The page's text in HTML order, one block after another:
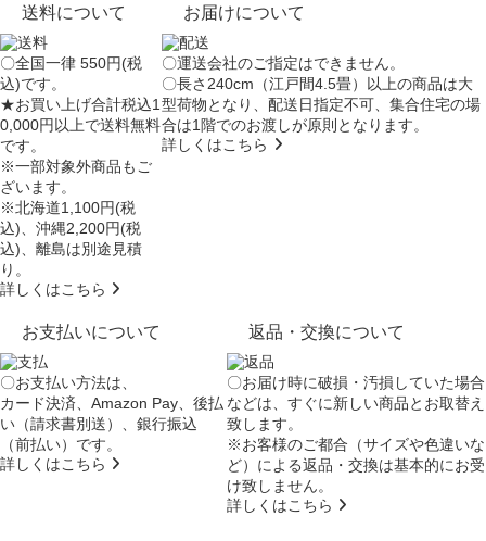
送料について
〇全国一律 550円(税
込)です。
★お買い上げ合計税込1
0,000円以上で送料無料
です。
※一部対象外商品もご
ざいます。
※北海道1,100円(税
込)、沖縄2,200円(税
込)、離島は別途見積
り。
詳しくはこちら
お届けについて
〇運送会社のご指定はできません。
〇長さ240cm（江戸間4.5畳）以上の商品は大
型荷物となり、配送日指定不可、集合住宅の場
合は1階でのお渡しが原則となります。
詳しくはこちら
お支払いについて
〇お支払い方法は、
カード決済、Amazon Pay、後払
い（請求書別送）、銀行振込
（前払い）です。
詳しくはこちら
返品・交換について
〇お届け時に破損・汚損していた場合
などは、すぐに新しい商品とお取替え
致します。
※お客様のご都合（サイズや色違いな
ど）による返品・交換は基本的にお受
け致しません。
詳しくはこちら